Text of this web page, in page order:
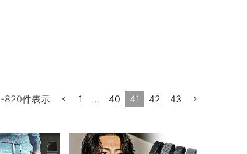
-820件表示 1 … 40 41 42 43